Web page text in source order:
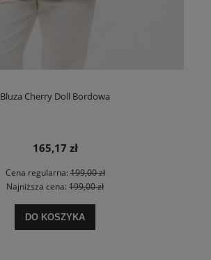
Bluza Cherry Doll Bordowa
165,17 zł
Cena regularna:199,00 zł
Najniższa cena: 199,00 zł
DO KOSZYKA